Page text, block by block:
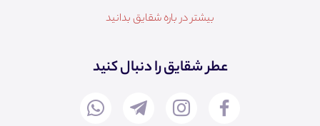
بیشتر در باره شقایق بدانید
عطر شقایق را دنبال کنید